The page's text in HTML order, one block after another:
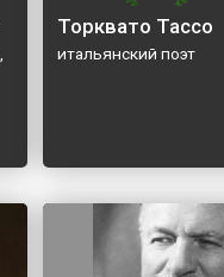
Торквато Тассо
итальянский поэт